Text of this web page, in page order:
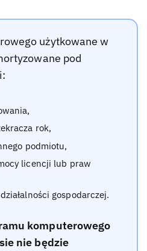
użytkowane w
pod
rok,
podmiotu,
licencji lub praw
gospodarczej.
komputerowego
nie będzie